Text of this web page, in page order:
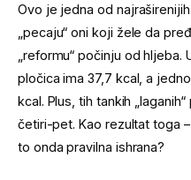
Ovo je jedna od
„pecaju“ oni koji žele da
„reformu“ počinju od
pločica ima 37,7 kcal, a
kcal. Plus, tih tankih
četiri-pet. Kao rezultat toga
to onda pravilna ishrana?